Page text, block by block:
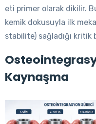
eti primer olarak dikilir.
kemik dokusuyla ilk
stabilite) sağladığı kritik
Kaynaşma